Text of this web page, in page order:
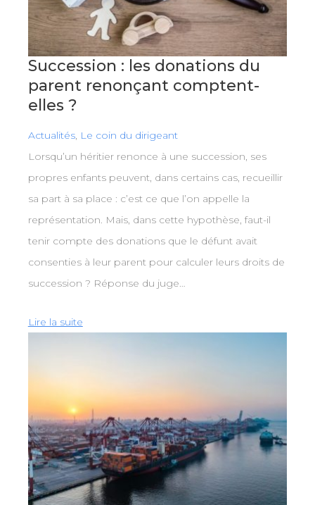
Succession : les donations du
parent renonçant comptent-
elles ?
Actualités, Le coin du dirigeant
Lorsqu’un héritier renonce à une succession, ses
propres enfants peuvent, dans certains cas, recueillir
sa part à sa place : c’est ce que l’on appelle la
représentation. Mais, dans cette hypothèse, faut-il
tenir compte des donations que le défunt avait
consenties à leur parent pour calculer leurs droits de
succession ? Réponse du juge…
Lire la suite